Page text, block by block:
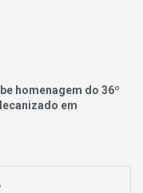
homenagem do 36º
em